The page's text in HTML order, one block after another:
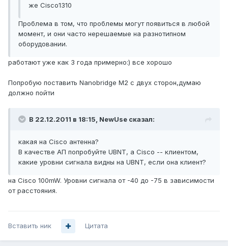
же Cisco1310
Проблема в том, что проблемы могут появиться в любой
момент, и они часто нерешаемые на разнотипном
оборудовании.
работают уже как 3 года примерно:) все хорошо
Попробую поставить Nanobridge M2 с двух сторон,думаю
должно пойти
В 22.12.2011 в 18:15, NewUse сказал:
какая на Cisco антенна?
В качестве АП попробуйте UBNT, а Cisco -- клиентом,
какие уровни сигнала видны на UBNT, если она клиент?
на Cisco 100mW. Уровни сигнала от -40 до -75 в зависимости
от расстояния.
Вставить ник Цитата